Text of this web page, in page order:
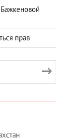
прав